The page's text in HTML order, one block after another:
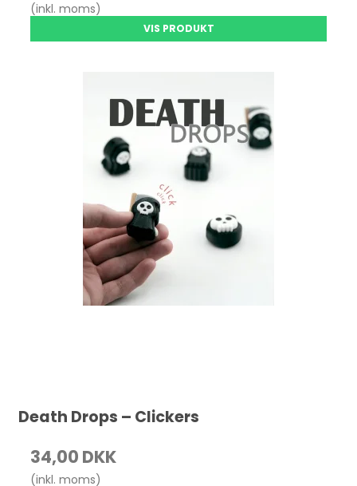
(inkl. moms)
VIS PRODUKT
Death Drops – Clickers
34,00 DKK
(inkl. moms)